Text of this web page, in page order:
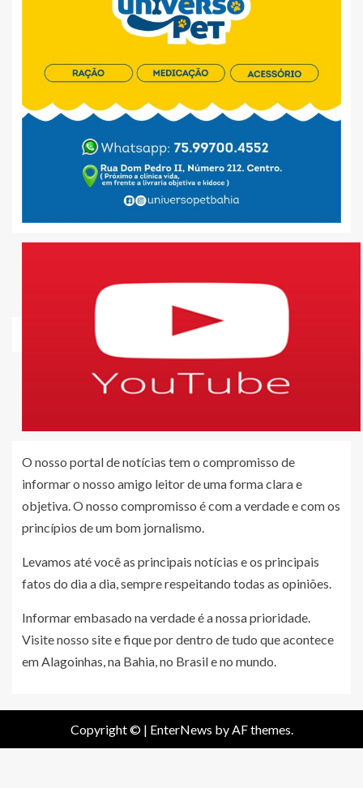
O nosso portal de notícias tem o compromisso de
informar o nosso amigo leitor de uma forma clara e
objetiva. O nosso compromisso é com a verdade e com os
princípios de um bom jornalismo.
Levamos até você as principais notícias e os principais
fatos do dia a dia, sempre respeitando todas as opiniões.
Informar embasado na verdade é a nossa prioridade.
Visite nosso site e fique por dentro de tudo que acontece
em Alagoinhas, na Bahia, no Brasil e no mundo.
Copyright © | EnterNews by AF themes.